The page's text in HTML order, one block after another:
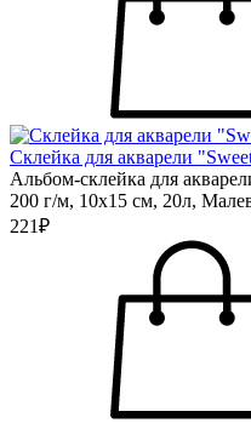
Склейка для акварели
Альбом-склейка для
200 г/м, 10х15 см, 20л,
221₽